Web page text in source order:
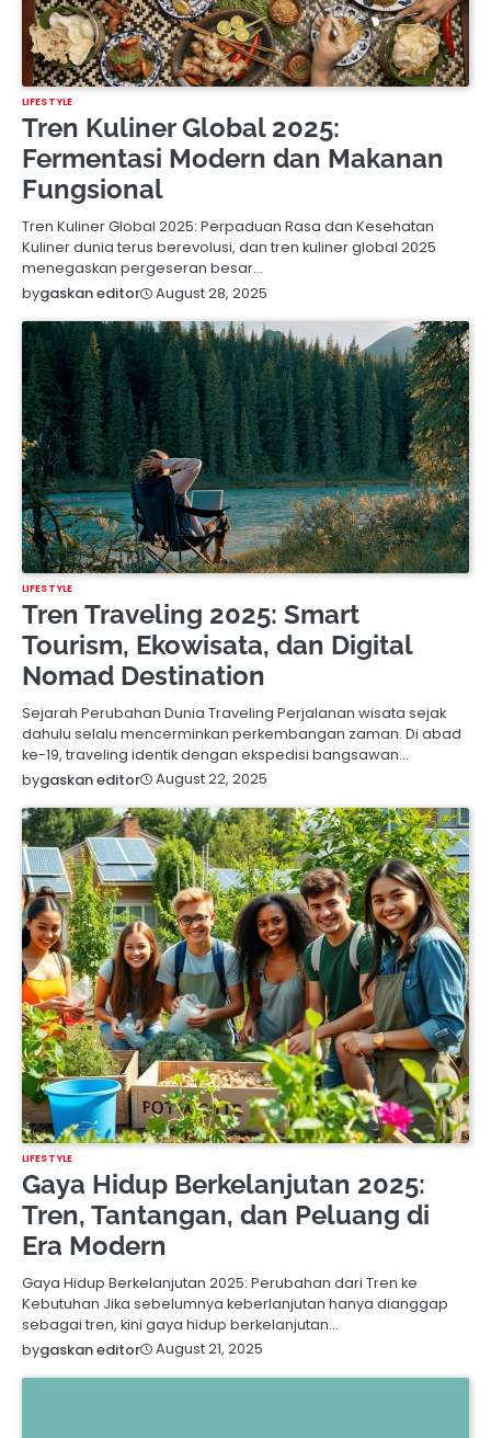
LIFESTYLE
Tren Kuliner Global 2025:
Fermentasi Modern dan Makanan
Fungsional
Tren Kuliner Global 2025: Perpaduan Rasa dan Kesehatan
Kuliner dunia terus berevolusi, dan tren kuliner global 2025
menegaskan pergeseran besar…
bygaskan editor August 28, 2025
LIFESTYLE
Tren Traveling 2025: Smart
Tourism, Ekowisata, dan Digital
Nomad Destination
Sejarah Perubahan Dunia Traveling Perjalanan wisata sejak
dahulu selalu mencerminkan perkembangan zaman. Di abad
ke-19, traveling identik dengan ekspedisi bangsawan…
bygaskan editor August 22, 2025
LIFESTYLE
Gaya Hidup Berkelanjutan 2025:
Tren, Tantangan, dan Peluang di
Era Modern
Gaya Hidup Berkelanjutan 2025: Perubahan dari Tren ke
Kebutuhan Jika sebelumnya keberlanjutan hanya dianggap
sebagai tren, kini gaya hidup berkelanjutan…
bygaskan editor August 21, 2025